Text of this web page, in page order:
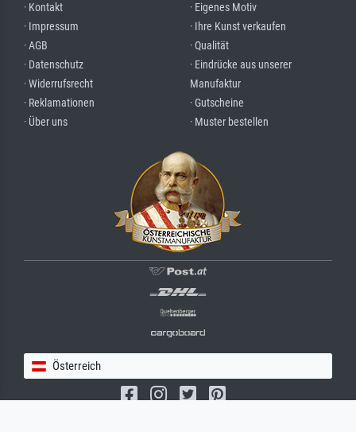
· Kontakt
· Impressum
· AGB
· Datenschutz
· Widerrufsrecht
· Reklamationen
· Über uns
· Eigenes Motiv
· Ihre Kunst verkaufen
· Qualität
· Eindrücke aus unserer
Manufaktur
· Gutscheine
· Muster bestellen
Österreich